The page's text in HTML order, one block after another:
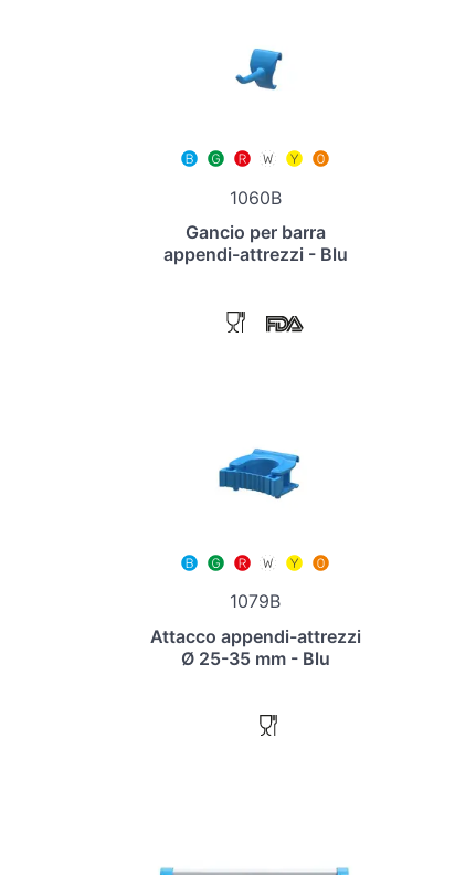
1060B
Gancio per barra
appendi-attrezzi - Blu
1079B
Attacco appendi-attrezzi
Ø 25-35 mm - Blu